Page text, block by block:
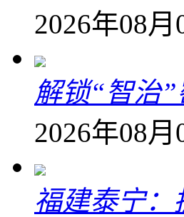
2026年08
解锁“智治
2026年08
福建泰宁：